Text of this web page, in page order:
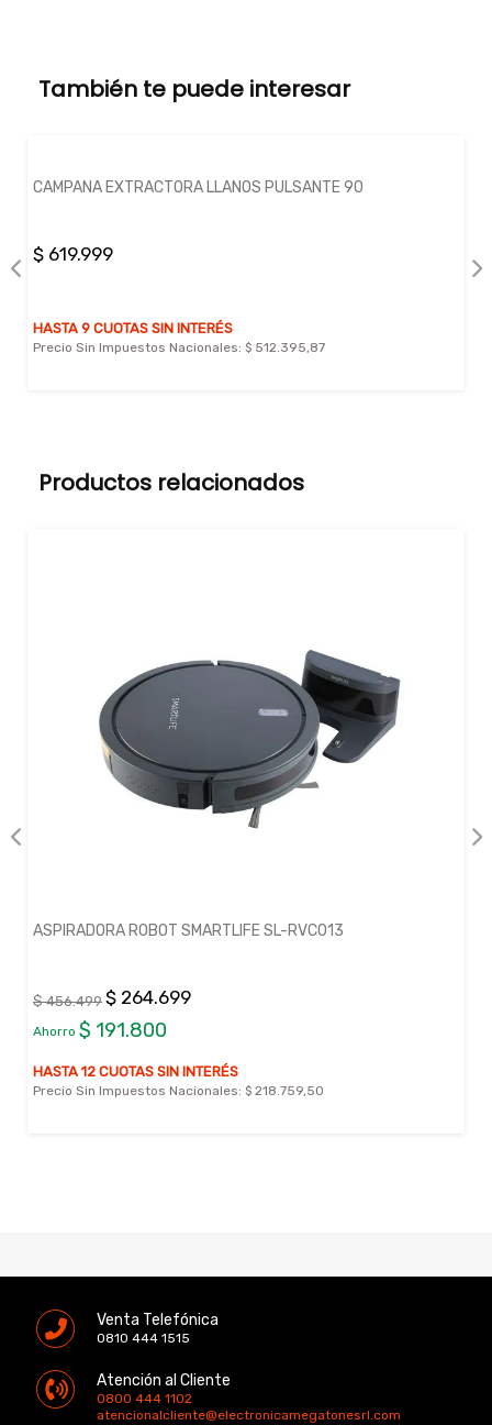
También te puede interesar
CAMPANA EXTRACTORA LLANOS PULSANTE 90
$ 619.999
HASTA 9 CUOTAS SIN INTERÉS
Precio Sin Impuestos Nacionales: $ 512.395,87
Productos relacionados
ASPIRADORA ROBOT SMARTLIFE SL-RVC013
$ 456.499 $ 264.699
Ahorro $ 191.800
HASTA 12 CUOTAS SIN INTERÉS
Precio Sin Impuestos Nacionales: $ 218.759,50
Venta Telefónica
0810 444 1515
Atención al Cliente
0800 444 1102
atencionalcliente@electronicamegatonesrl.com